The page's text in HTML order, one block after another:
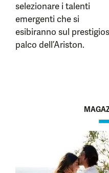
selezionare i talenti
emergenti che si
esibiranno sul
palco dell’Ariston.